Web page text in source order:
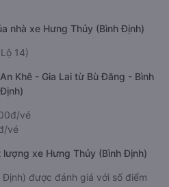
và giờ kết thúc của xe khách
Đăng - Bình Phước: 13:51
- Gia Lai: 01:09
Đăng - Bình Phước đi An Khê -
Hưng Thủy (Bình Định)
nhà xe Hưng Thủy (Bình Định)
nhà xe Hưng Thủy (Bình Định)